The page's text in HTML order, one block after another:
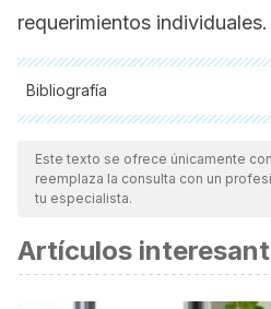
requerimientos individuales.
Bibliografía
Todas las fuentes citadas fueron
nuestro equipo, para asegurar su
vigencia y validez.La
científica.
Administración de Alimentos y
Este texto se ofrece únicamente
reemplaza la consulta con un
tu especialista.
Artículos